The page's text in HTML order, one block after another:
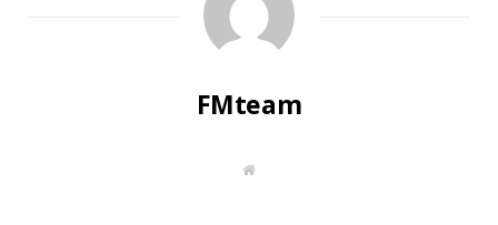
FMteam
W